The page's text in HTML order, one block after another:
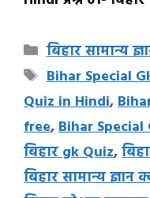
Categories
बिहार सामान्य
Tags
Bihar Special
Quiz in Hindi,
free,Bihar
बिहार gk Quiz,
बिहार सामान्य ज्ञान